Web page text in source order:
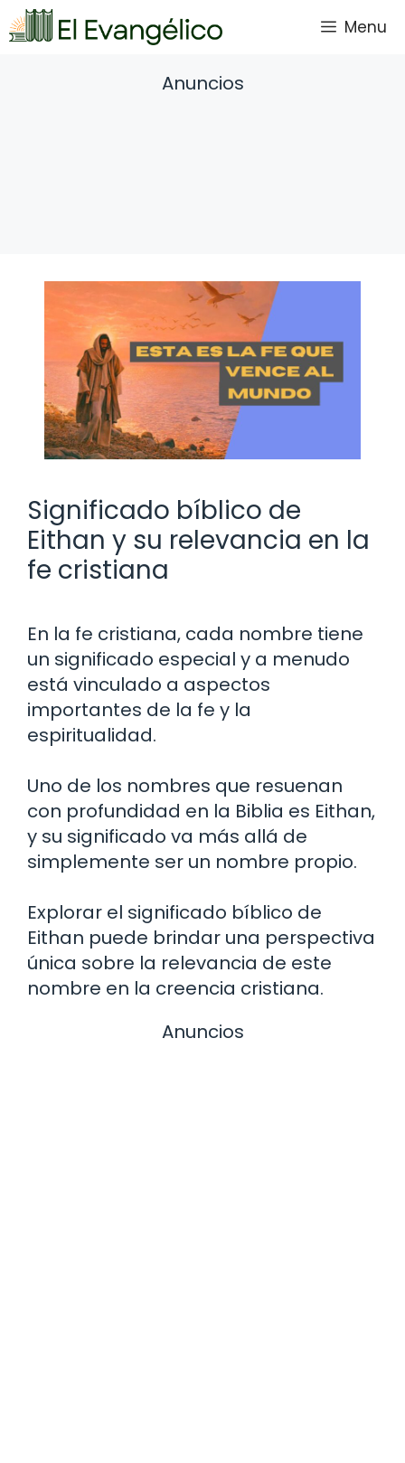
Saltar
al
Menu
Anuncios
Significado bíblico de
Eithan y su relevancia en la
fe cristiana
En la fe cristiana, cada nombre tiene
un significado especial y a menudo
está vinculado a aspectos
importantes de la fe y la
espiritualidad.
Uno de los nombres que resuenan
con profundidad en la Biblia es Eithan,
y su significado va más allá de
simplemente ser un nombre propio.
Explorar el significado bíblico de
Eithan puede brindar una perspectiva
única sobre la relevancia de este
nombre en la creencia cristiana.
Anuncios